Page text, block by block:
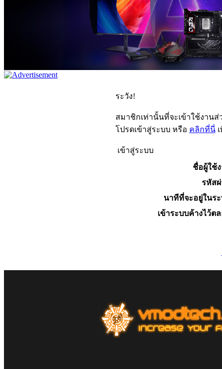
ระวัง!
สมาชิกเท่านั้นที่จะเข้าใช้งานส่
โปรดเข้าสู่ระบบ หรือ คลิกที่นี่เ
เข้าสู่ระบบ
ชื่อผู้ใช้
รหัส
นาทีที่จะอยู่ในร
เข้าระบบค้างไว้ต